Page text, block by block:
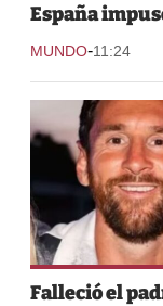
España
MUNDO-11:24
Falleció el